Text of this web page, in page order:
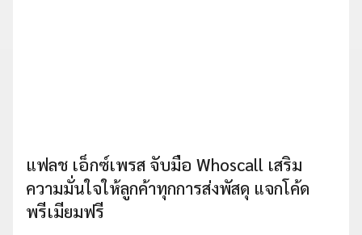
แฟลช เอ็กซ์เพรส จับมือ Whoscall เสริม
ความมั่นใจให้ลูกค้าทุกการส่งพัสดุ แจกโค้ด
พรีเมียมฟรี